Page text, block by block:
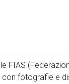
FIAS
fotografie e